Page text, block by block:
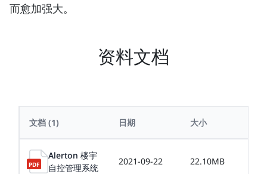
而愈加强大。
资料文档
文档 (1) 日期 大小
Alerton 楼宇
自控管理系统
2021-09-22 22.10MB